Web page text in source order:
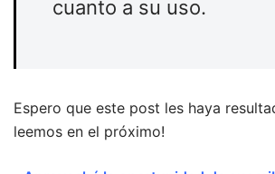
cuanto a su uso.
Espero que este post les haya
leemos en el próximo!